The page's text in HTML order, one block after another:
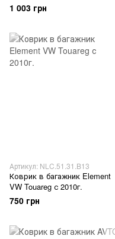
1 003 грн
Артикул: NLC.51.31.B13
Коврик в багажник Element
VW Touareg с 2010г.
750 грн